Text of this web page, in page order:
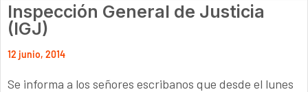
Inspección General de Justicia
(IGJ)
12 junio, 2014
Se informa a los señores escribanos que desde el lunes